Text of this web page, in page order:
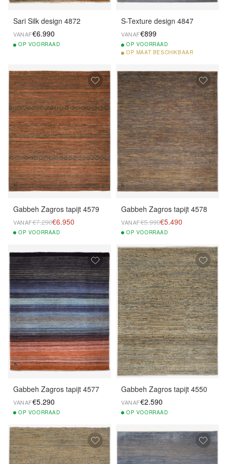
Sari Silk design 4872
VANAF€6.990
OP VOORRAAD
S-Texture design 4847
VANAF€899
OP VOORRAAD
OP MAAT BESCHIKBAAR
Gabbeh Zagros tapijt 4579
VANAF€7.290€6.950
OP VOORRAAD
Gabbeh Zagros tapijt 4578
VANAF€5.990€5.490
OP VOORRAAD
Gabbeh Zagros tapijt 4577
VANAF€5.290
OP VOORRAAD
Gabbeh Zagros tapijt 4550
VANAF€2.590
OP VOORRAAD